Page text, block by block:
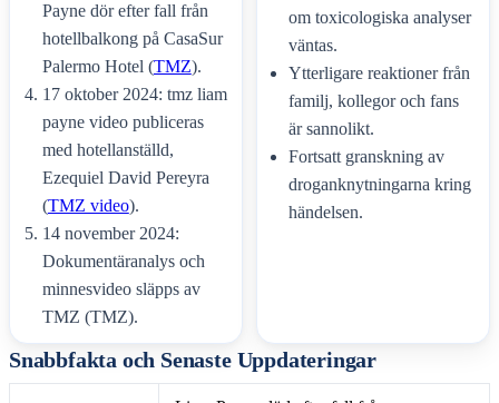
Payne dör efter fall från
hotellbalkong på CasaSur
Palermo Hotel (TMZ).
17 oktober 2024: tmz liam
payne video publiceras
med hotellanställd,
Ezequiel David Pereyra
(TMZ video).
14 november 2024:
Dokumentäranalys och
minnesvideo släpps av
TMZ (TMZ).
om toxicologiska analyser
väntas.
Ytterligare reaktioner från
familj, kollegor och fans
är sannolikt.
Fortsatt granskning av
droganknytningarna kring
händelsen.
Snabbfakta och Senaste Uppdateringar